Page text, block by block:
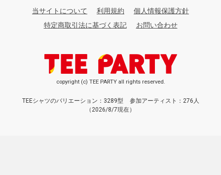
当サイトについて 利用規約
個人情報保護方針
特定商取引法に基づく表記
お問い合わせ
copyright (c) TEE PARTY all rights reserved.
TEEシャツのバリエーション：3289型
参加アーティスト：276人
（2026/8/7現在）